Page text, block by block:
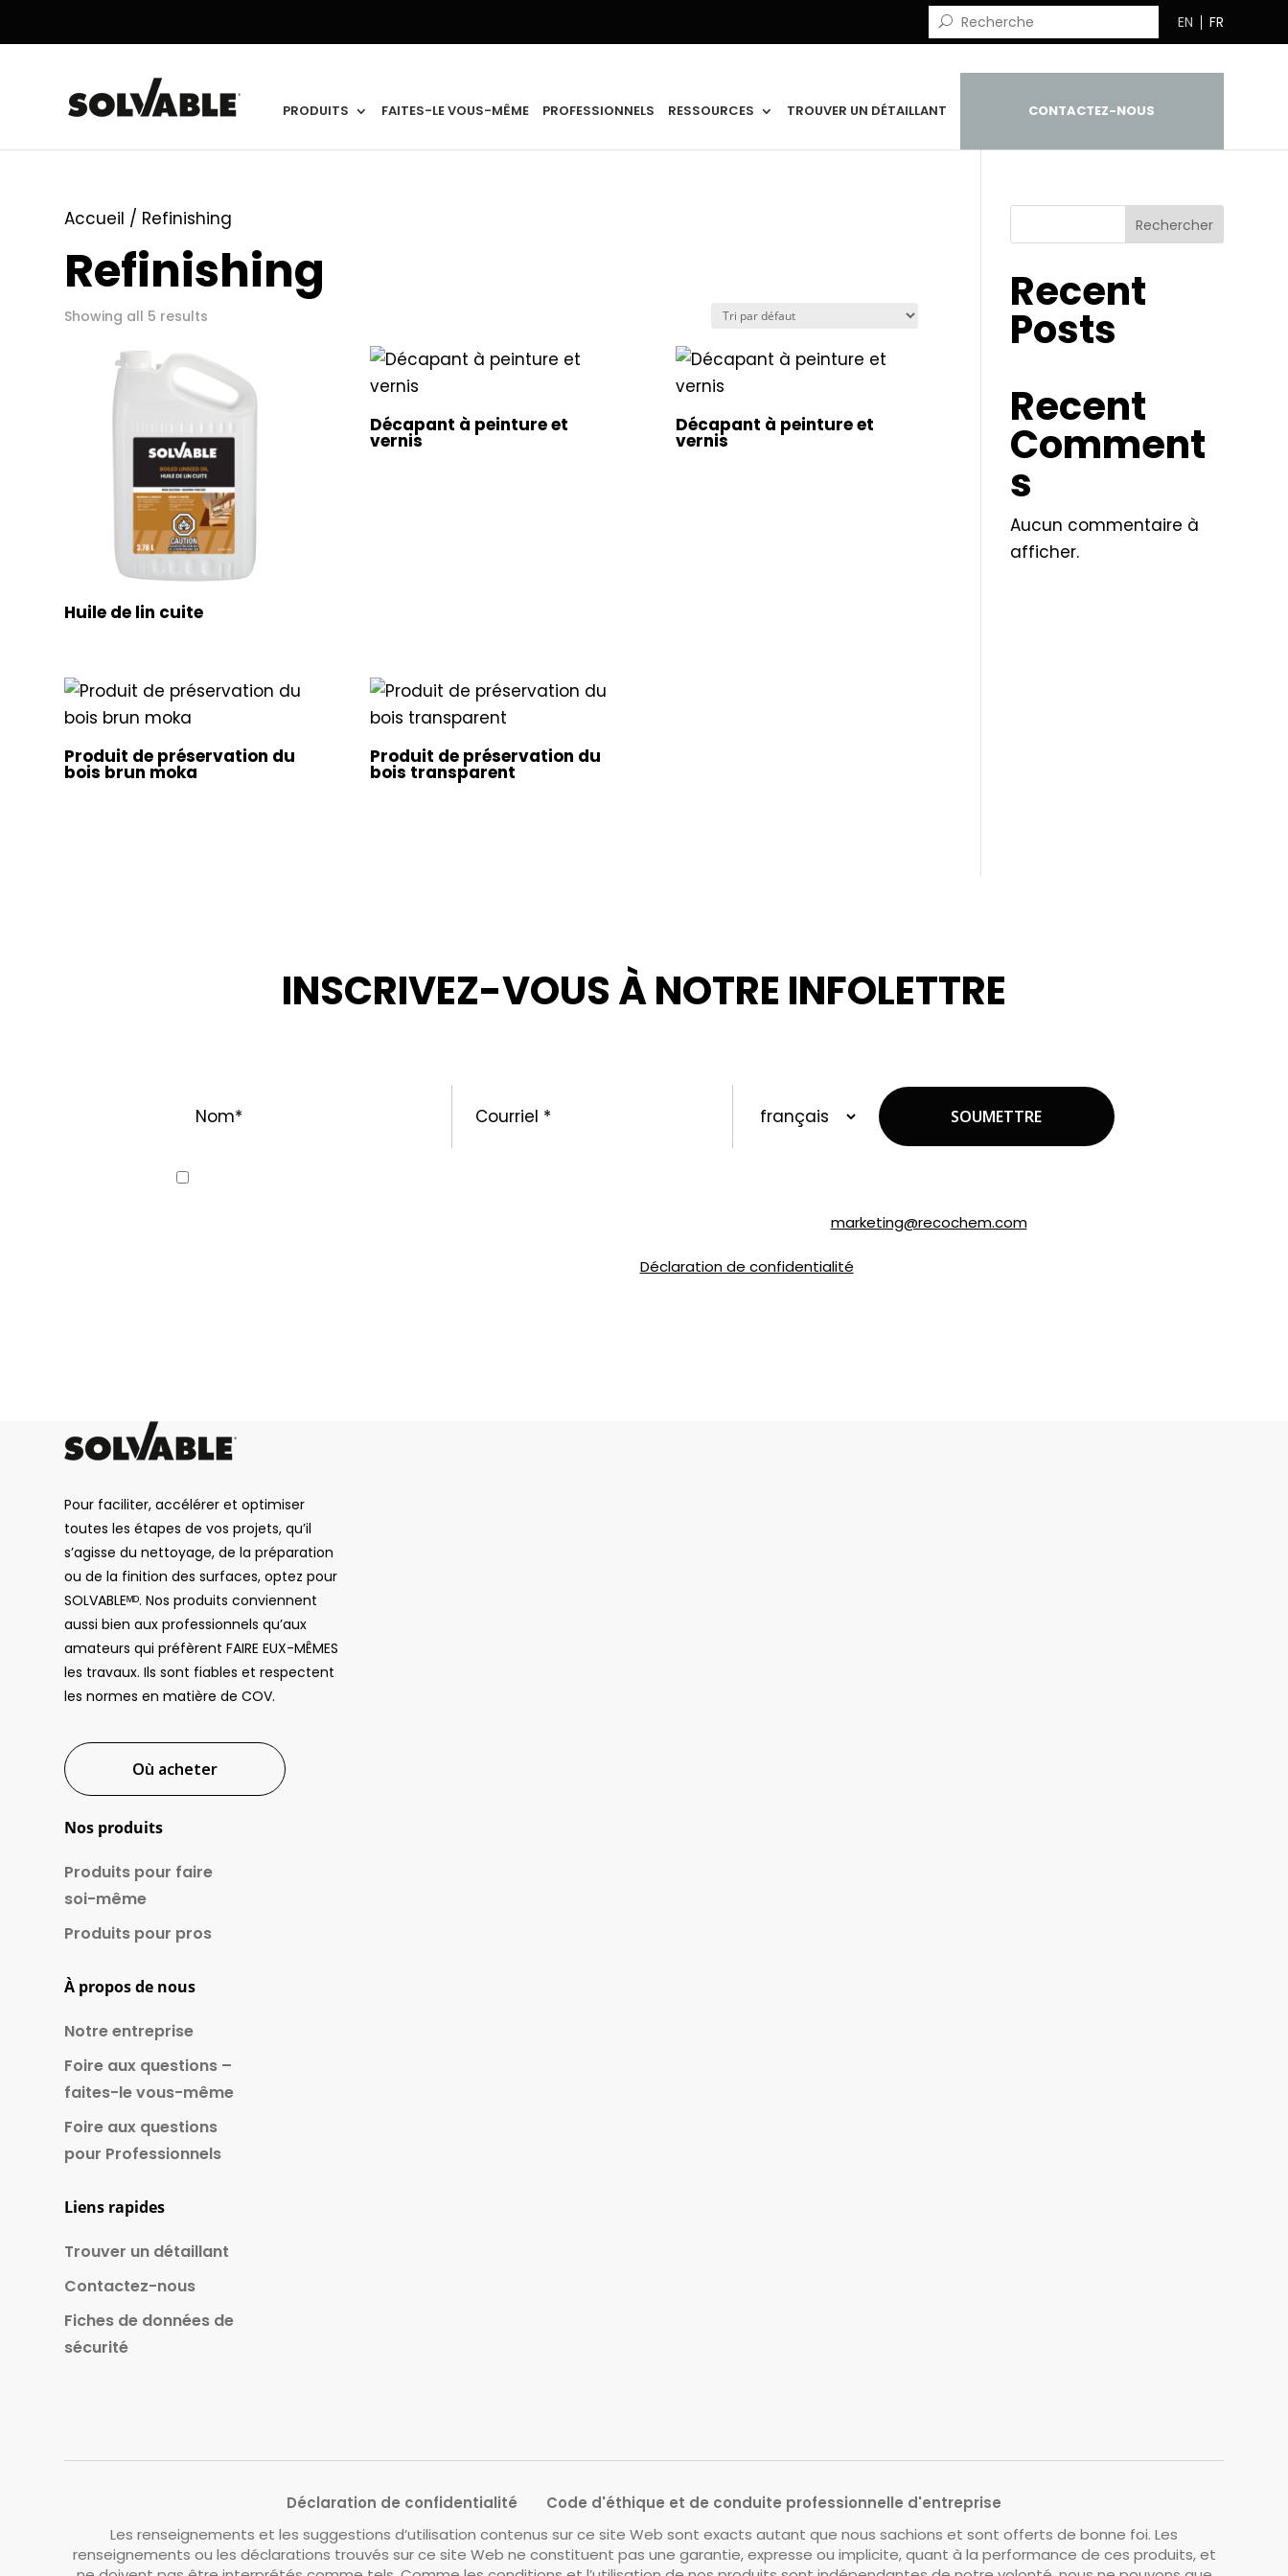
EN FR
PRODUITS FAITES-LE VOUS-MÊME PROFESSIONNELS RESSOURCES TROUVER UN DÉTAILLANT CONTACTEZ-NOUS
Accueil / Refinishing
Refinishing
Showing all 5 results
Huile de lin cuite
Décapant à peinture et
vernis
Décapant à peinture et
vernis
Produit de préservation du
bois brun moka
Produit de préservation du
bois transparent
Rechercher
Recent
Posts
Recent
Comment
s
Aucun commentaire à
afficher.
INSCRIVEZ-VOUS À NOTRE INFOLETTRE
préférée
Consent
marketing@recochem.com.
Déclaration de confidentialité
Pour faciliter, accélérer et optimiser
toutes les étapes de vos projets, qu’il
s’agisse du nettoyage, de la préparation
ou de la finition des surfaces, optez pour
SOLVABLEᴹᴰ. Nos produits conviennent
aussi bien aux professionnels qu’aux
amateurs qui préfèrent FAIRE EUX-MÊMES
les travaux. Ils sont fiables et respectent
les normes en matière de COV.
Où acheter
Nos produits
Produits pour faire
soi-même
Produits pour pros
À propos de nous
Notre entreprise
Foire aux questions –
faites-le vous-même
Foire aux questions
pour Professionnels
Liens rapides
Trouver un détaillant
Contactez-nous
Fiches de données de
sécurité
Déclaration de confidentialité
Code d'éthique et de conduite professionnelle d'entreprise
Les renseignements et les suggestions d’utilisation contenus sur ce site Web sont exacts autant que nous sachions et sont offerts de bonne foi. Les
renseignements ou les déclarations trouvés sur ce site Web ne constituent pas une garantie, expresse ou implicite, quant à la performance de ces produits, et